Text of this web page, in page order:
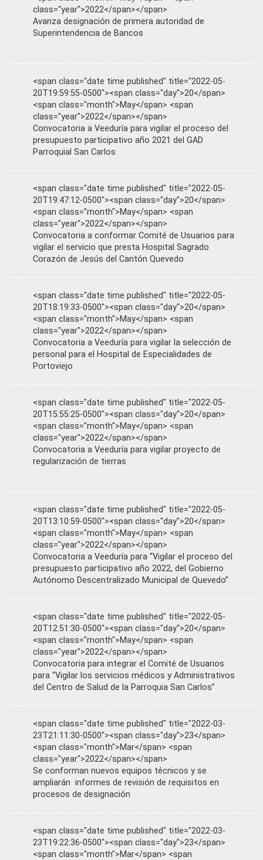
class="year">2022</span></span>
Avanza designación de primera autoridad de
Superintendencia de Bancos
<span class="date time published" title="2022-05-
20T19:59:55-0500"><span class="day">20</span>
<span class="month">May</span> <span
class="year">2022</span></span>
Convocatoria a Veeduría para vigilar el proceso del
presupuesto participativo año 2021 del GAD
Parroquial San Carlos
<span class="date time published" title="2022-05-
20T19:47:12-0500"><span class="day">20</span>
<span class="month">May</span> <span
class="year">2022</span></span>
Convocatoria a conformar Comité de Usuarios para
vigilar el servicio que presta Hospital Sagrado
Corazón de Jesús del Cantón Quevedo
<span class="date time published" title="2022-05-
20T18:19:33-0500"><span class="day">20</span>
<span class="month">May</span> <span
class="year">2022</span></span>
Convocatoria a Veeduría para vigilar la selección de
personal para el Hospital de Especialidades de
Portoviejo
<span class="date time published" title="2022-05-
20T15:55:25-0500"><span class="day">20</span>
<span class="month">May</span> <span
class="year">2022</span></span>
Convocatoria a Veeduría para vigilar proyecto de
regularización de tierras
<span class="date time published" title="2022-05-
20T13:10:59-0500"><span class="day">20</span>
<span class="month">May</span> <span
class="year">2022</span></span>
Convocatoria a Veeduría para “Vigilar el proceso del
presupuesto participativo año 2022, del Gobierno
Autónomo Descentralizado Municipal de Quevedo”
<span class="date time published" title="2022-05-
20T12:51:30-0500"><span class="day">20</span>
<span class="month">May</span> <span
class="year">2022</span></span>
Convocatoria para integrar el Comité de Usuarios
para “Vigilar los servicios médicos y Administrativos
del Centro de Salud de la Parroquia San Carlos”
<span class="date time published" title="2022-03-
23T21:11:30-0500"><span class="day">23</span>
<span class="month">Mar</span> <span
class="year">2022</span></span>
Se conforman nuevos equipos técnicos y se
ampliarán informes de revisión de requisitos en
procesos de designación
<span class="date time published" title="2022-03-
23T19:22:36-0500"><span class="day">23</span>
<span class="month">Mar</span> <span